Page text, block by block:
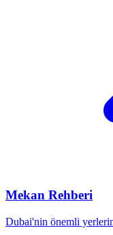
Mekan Rehberi
Dubai'nin önemli